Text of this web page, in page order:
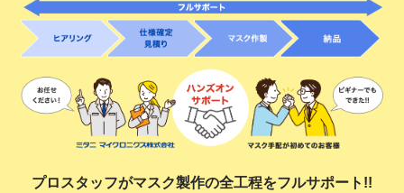
プロスタッフがマスク製作の全工程をフルサポート!!